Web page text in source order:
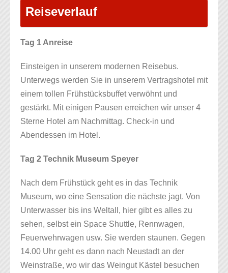
Reiseverlauf
Tag 1 Anreise
Einsteigen in unserem modernen Reisebus.
Unterwegs werden Sie in unserem Vertragshotel mit
einem tollen Frühstücksbuffet verwöhnt und
gestärkt. Mit einigen Pausen erreichen wir unser 4
Sterne Hotel am Nachmittag. Check-in und
Abendessen im Hotel.
Tag 2 Technik Museum Speyer
Nach dem Frühstück geht es in das Technik
Museum, wo eine Sensation die nächste jagt. Von
Unterwasser bis ins Weltall, hier gibt es alles zu
sehen, selbst ein Space Shuttle, Rennwagen,
Feuerwehrwagen usw. Sie werden staunen. Gegen
14.00 Uhr geht es dann nach Neustadt an der
Weinstraße, wo wir das Weingut Kästel besuchen